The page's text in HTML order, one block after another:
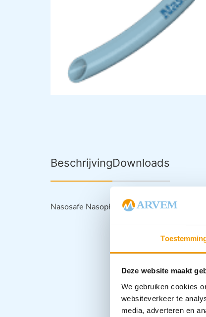
Deze website maakt
We gebruiken cookies
websiteverkeer te
media, adverteren en
BeschrijvingDownloads
Nasosafe Nasopharyngeale tube CH28-